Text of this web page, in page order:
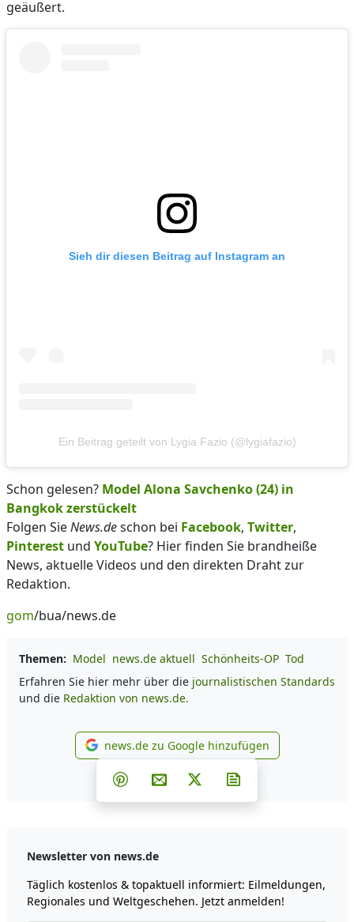
geäußert.
Sieh dir diesen Beitrag auf Instagram an
Ein Beitrag geteilt von Lygia Fazio (@lygiafazio)
Schon gelesen? Model Alona Savchenko (24) in
Bangkok zerstückelt
Folgen SieNews.deschon bei Facebook, Twitter,
Pinterest und YouTube? Hier finden Sie brandheiße
News, aktuelle Videos und den direkten Draht zur
Redaktion.
gom/bua/news.de
Themen: Model news.de aktuell Schönheits-OP Tod
Erfahren Sie hier mehr über die journalistischen Standards
und die Redaktion von news.de.
news.de zu Google
news.de zu Google hinzufügen
Teilen auf Facebook
Teilen auf Whatsapp
Teilen auf Telegram
Teilen auf Pinterest
Per E-Mail teilen
Post auf X
Newsletter von news.de
Täglich kostenlos & topaktuell informiert: Eilmeldungen,
Regionales und Weltgeschehen. Jetzt anmelden!